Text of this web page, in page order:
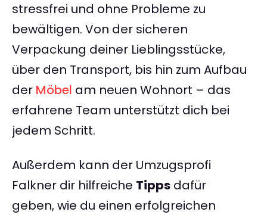
stressfrei und ohne Probleme zu
bewältigen. Von der sicheren
Verpackung deiner Lieblingsstücke,
über den Transport, bis hin zum Aufbau
der Möbel am neuen Wohnort – das
erfahrene Team unterstützt dich bei
jedem Schritt.
Außerdem kann der Umzugsprofi
Falkner dir hilfreiche Tipps dafür
geben, wie du einen erfolgreichen